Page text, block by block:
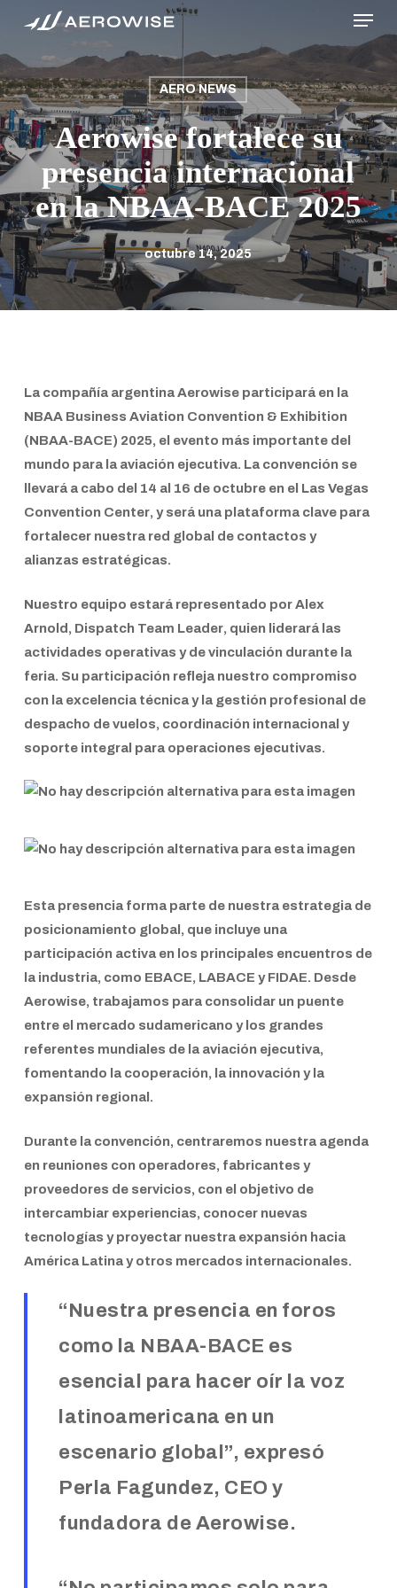
main
content
Menu
AERO NEWS
Aerowise fortalece su
presencia internacional
en la NBAA-BACE 2025
octubre 14, 2025
La compañía argentinaAerowiseparticipará en la
NBAA Business Aviation Convention & Exhibition
(NBAA-BACE) 2025, el evento más importante del
mundo para la aviación ejecutiva. La convención se
llevará a cabo del 14 al 16 de octubreen el Las Vegas
Convention Center, y será una plataforma clave para
fortalecer nuestra red global de contactos y
alianzas estratégicas.
Nuestro equipo estará representado porAlex
Arnold, Dispatch Team Leader, quien liderará las
actividades operativas y de vinculación durante la
feria. Su participación refleja nuestro compromiso
con la excelencia técnica y la gestión profesional de
despacho de vuelos, coordinación internacional y
soporte integral para operaciones ejecutivas.
Esta presencia forma parte de nuestra estrategia de
posicionamiento global , que incluye una
participación activa en los principales encuentros de
la industria, como EBACE, LABACE yFIDAE. Desde
Aerowise, trabajamos para consolidar un puente
entre el mercado sudamericano y los grandes
referentes mundiales de la aviación ejecutiva,
fomentando la cooperación, la innovación y la
expansión regional.
Durante la convención, centraremos nuestra agenda
en reuniones con operadores, fabricantes y
proveedores de servicios, con el objetivo de
intercambiar experiencias, conocer nuevas
tecnologías y proyectar nuestra expansión hacia
América Latina y otros mercados internacionales.
“Nuestra presencia en foros
como la NBAA-BACE es
esencial para hacer oír la voz
latinoamericana en un
escenario global”, expresó
Perla Fagundez, CEO y
fundadora de Aerowise.